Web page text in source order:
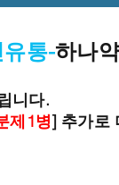
유통-하나
니다.
제1병] 추가로